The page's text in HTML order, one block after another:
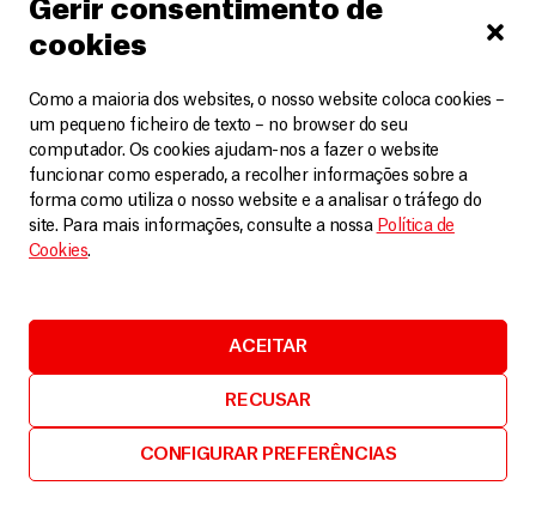
Gerir consentimento de
cookies
Como a maioria dos websites, o nosso website coloca cookies –
um pequeno ficheiro de texto – no browser do seu
computador. Os cookies ajudam-nos a fazer o website
funcionar como esperado, a recolher informações sobre a
forma como utiliza o nosso website e a analisar o tráfego do
site. Para mais informações, consulte a nossa Política de
Cookies.
ACEITAR
RECUSAR
CONFIGURAR PREFERÊNCIAS
A luta para convalescer em condições de vida
10 Outubro, 2024